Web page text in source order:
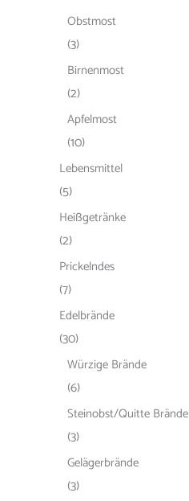
Obstmost
(3)
Birnenmost
(2)
Apfelmost
(10)
Lebensmittel
(5)
Heißgetränke
(2)
Prickelndes
(7)
Edelbrände
(30)
Würzige Brände
(6)
Steinobst/Quitte Brände
(3)
Gelägerbrände
(3)